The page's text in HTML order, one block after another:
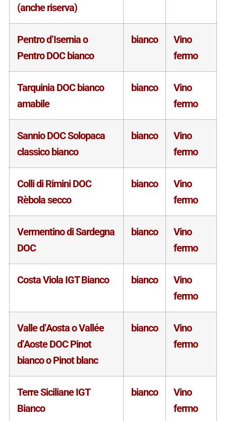
(anche riserva)
Pentro d’Isernia o
Pentro DOC bianco
bianco
Vino
fermo
Tarquinia DOC bianco
amabile
bianco
Vino
fermo
Sannio DOC Solopaca
classico bianco
bianco
Vino
fermo
Colli di Rimini DOC
Rèbola secco
bianco
Vino
fermo
Vermentino di Sardegna
DOC
bianco
Vino
fermo
Costa Viola IGT Bianco bianco
Vino
fermo
Valle d’Aosta o Vallée
d’Aoste DOC Pinot
bianco o Pinot blanc
bianco
Vino
fermo
Terre Siciliane IGT
Bianco
bianco
Vino
fermo